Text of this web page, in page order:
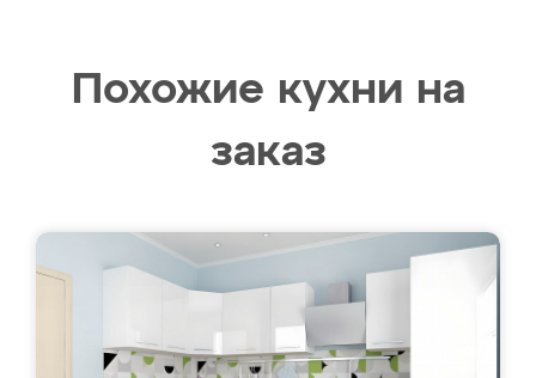
Похожие кухни на
заказ